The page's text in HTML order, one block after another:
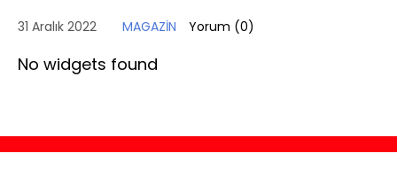
31 Aralık 2022 MAGAZİN Yorum (0)
No widgets found